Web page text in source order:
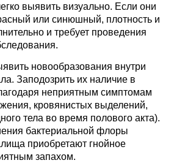
выявить визуально. Если они
или синюшный, плотность и
и требует проведения
новообразования внутри
Заподозрить их наличие в
неприятным симптомам
кровянистых выделений,
тела во время полового акта).
бактериальной флоры
приобретают гнойное
запахом.